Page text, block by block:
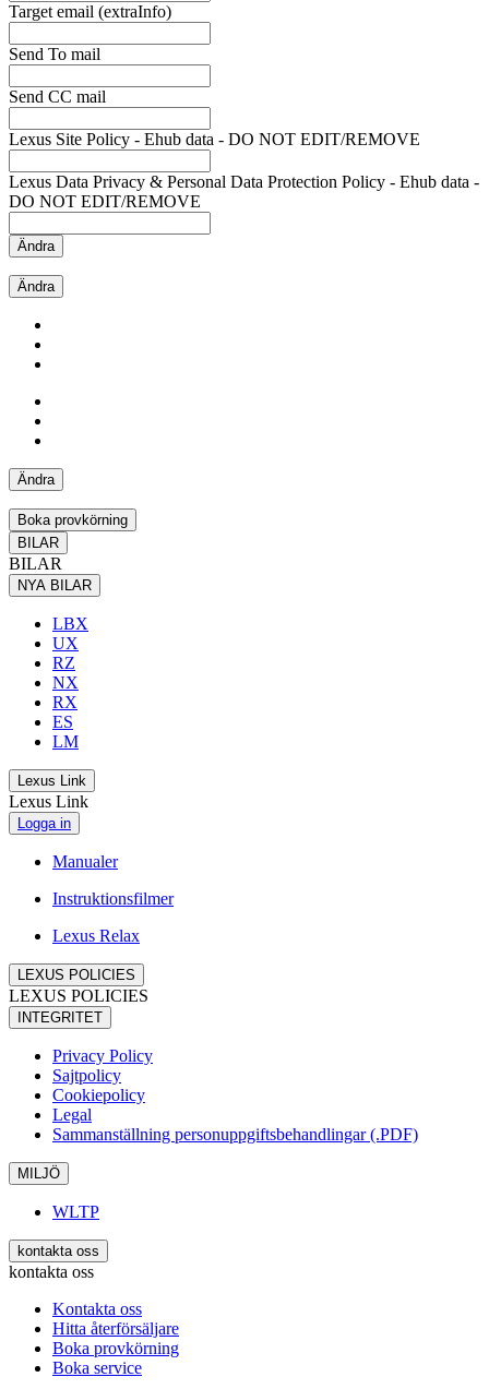
Target email (extraInfo)
Send To mail
Send CC mail
Lexus Site Policy - Ehub data - DO NOT EDIT/REMOVE
Lexus Data Privacy & Personal Data Protection Policy - Ehub data -
DO NOT EDIT/REMOVE
Ändra
Ändra
Ändra
Boka provkörning
BILAR
BILAR
NYA BILAR
LBX
UX
RZ
NX
RX
ES
LM
Lexus Link
Lexus Link
Logga in
Manualer
Instruktionsfilmer
Lexus Relax
LEXUS POLICIES
LEXUS POLICIES
INTEGRITET
Privacy Policy
Sajtpolicy
Cookiepolicy
Legal
Sammanställning personuppgiftsbehandlingar (.PDF)
MILJÖ
WLTP
kontakta oss
kontakta oss
Kontakta oss
Hitta återförsäljare
Boka provkörning
Boka service